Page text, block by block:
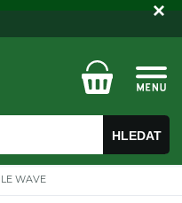
HLEDAT
WAVE